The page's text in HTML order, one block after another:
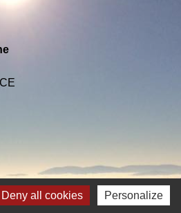
Deny all cookies Personalize